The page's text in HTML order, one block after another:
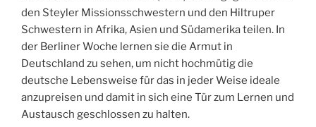
den Steyler Missionsschwestern und den Hiltruper
Schwestern in Afrika, Asien und Südamerika teilen. In
der Berliner Woche lernen sie die Armut in
Deutschland zu sehen, um nicht hochmütig die
deutsche Lebensweise für das in jeder Weise ideale
anzupreisen und damit in sich eine Tür zum Lernen und
Austausch geschlossen zu halten.